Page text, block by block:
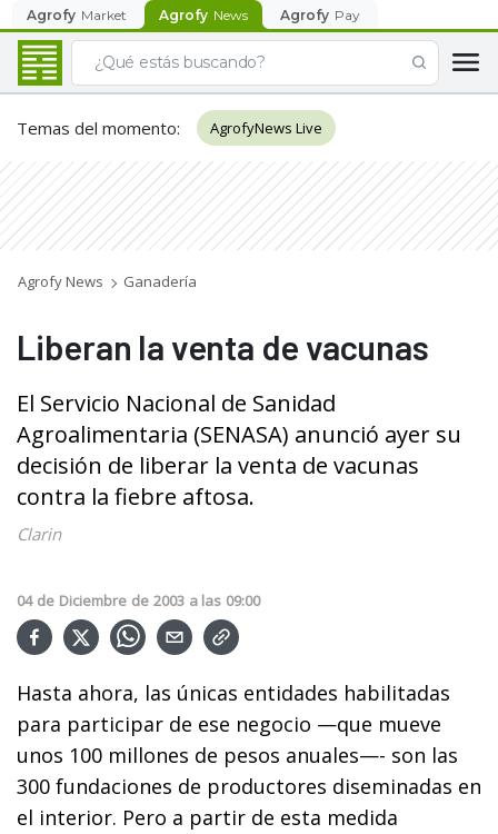
Agrofy Market Agrofy News Agrofy Pay
Temas del momento: AgrofyNews Live
Agrofy News Ganadería
Liberan la venta de vacunas
El Servicio Nacional de Sanidad
Agroalimentaria (SENASA) anunció ayer su
decisión de liberar la venta de vacunas
contra la fiebre aftosa.
Clarin
04 de Diciembre de 2003 a las 09:00
Hasta ahora, las únicas entidades habilitadas
para participar de ese negocio —que mueve
unos 100 millones de pesos anuales—- son las
300 fundaciones de productores diseminadas en
el interior. Pero a partir de esta medida